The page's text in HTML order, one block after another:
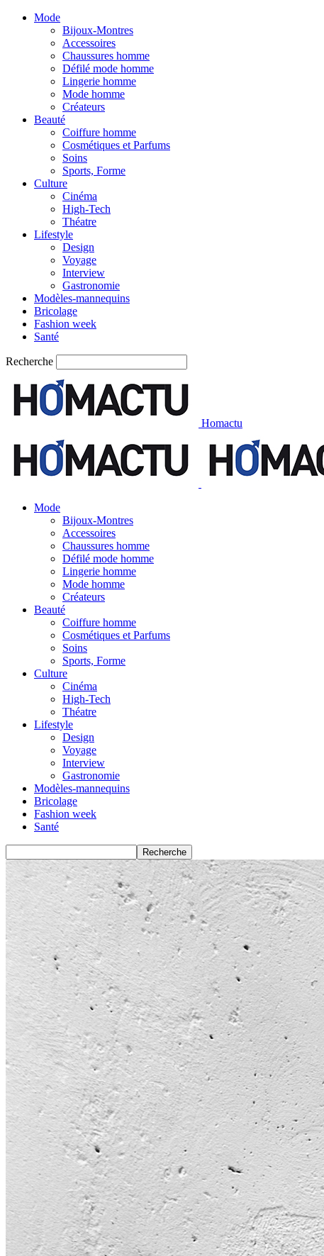
Mode
Bijoux-Montres
Accessoires
Chaussures homme
Défilé mode homme
Lingerie homme
Mode homme
Créateurs
Beauté
Coiffure homme
Cosmétiques et Parfums
Soins
Sports, Forme
Culture
Cinéma
High-Tech
Théatre
Lifestyle
Design
Voyage
Interview
Gastronomie
Modèles-mannequins
Bricolage
Fashion week
Santé
Recherche
Homactu
Mode
Bijoux-Montres
Accessoires
Chaussures homme
Défilé mode homme
Lingerie homme
Mode homme
Créateurs
Beauté
Coiffure homme
Cosmétiques et Parfums
Soins
Sports, Forme
Culture
Cinéma
High-Tech
Théatre
Lifestyle
Design
Voyage
Interview
Gastronomie
Modèles-mannequins
Bricolage
Fashion week
Santé